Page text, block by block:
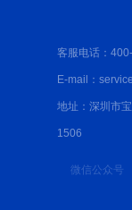
客服电话：
E-mail：
地址：深圳市
1506
微信公众号